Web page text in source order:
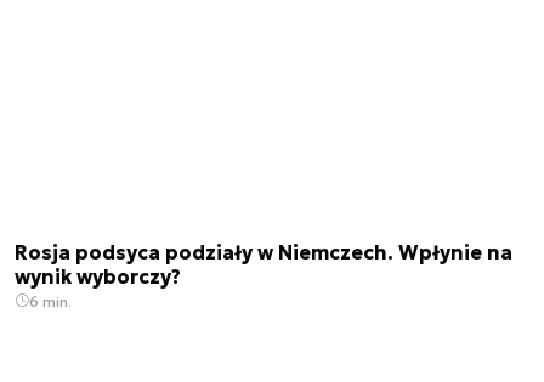
Rosja podsyca podziały w Niemczech. Wpłynie na
wynik wyborczy?
6 min.